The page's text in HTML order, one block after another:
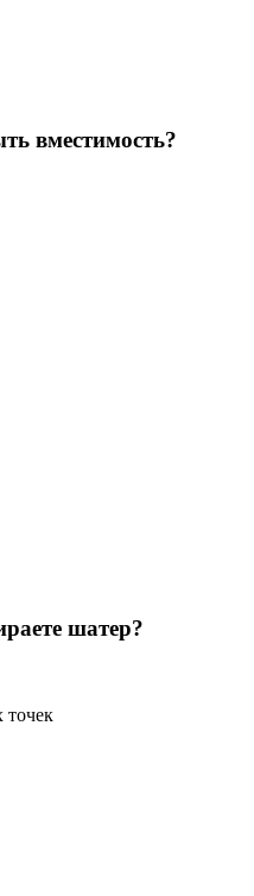
вместимость?
шатер?
точек